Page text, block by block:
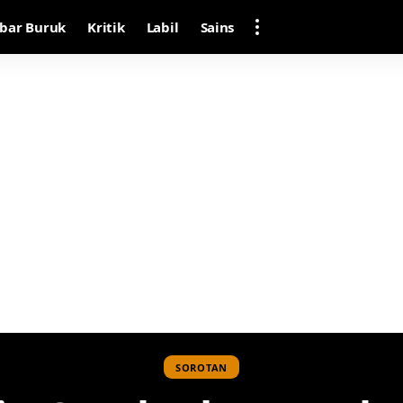
Buruk Kritik Labil Sains
SOROTAN